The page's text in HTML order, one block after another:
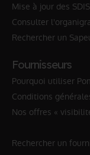
Mise à jour des SDIS
Consulter
Rechercher un
Fournisseurs
Pourquoi utiliser
Conditions
Nos offres «
Rechercher un